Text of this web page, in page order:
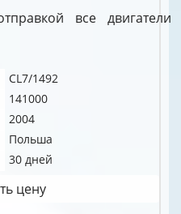
все двигатели
CL7/1492
141000
2004
Польша
30 дней
цену